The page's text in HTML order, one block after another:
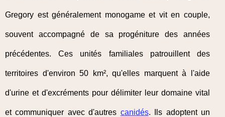
Gregory est généralement monogame et vit en couple,
souvent accompagné de sa progéniture des années
précédentes. Ces unités familiales patrouillent des
territoires d'environ 50 km², qu'elles marquent à l'aide
d'urine et d'excréments pour délimiter leur domaine vital
et communiquer avec d'autres canidés. Ils adoptent un